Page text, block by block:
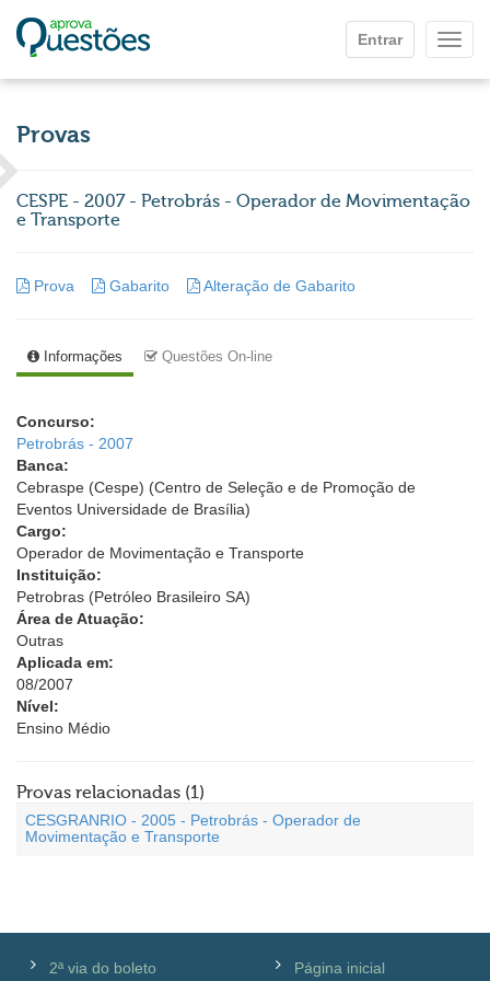
Entrar
Provas
CESPE - 2007 - Petrobrás - Operador de Movimentação
e Transporte
Prova Gabarito Alteração de Gabarito
Informações Questões On-line
Concurso:
Petrobrás - 2007
Banca:
Cebraspe (Cespe) (Centro de Seleção e de Promoção de
Eventos Universidade de Brasília)
Cargo:
Operador de Movimentação e Transporte
Instituição:
Petrobras (Petróleo Brasileiro SA)
Área de Atuação:
Outras
Aplicada em:
08/2007
Nível:
Ensino Médio
Provas relacionadas (1)
CESGRANRIO - 2005 - Petrobrás - Operador de
Movimentação e Transporte
2ª via do boleto Página inicial